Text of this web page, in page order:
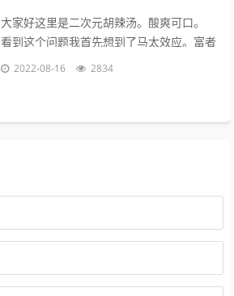
大家好这里是二次元胡辣汤。酸爽可口。
看到这个问题我首先想到了马太效应。富者
更富，穷者更穷。这也是一个不争的事实。
2022-08-16 2834